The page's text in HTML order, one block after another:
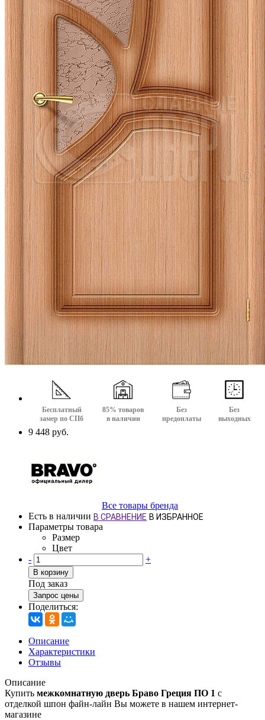
Бесплатный
замер по СПб
85% товаров
в наличии
Без
предоплаты
Без
выходных
9 448 руб.
Все товары бренда
Есть в наличии В СРАВНЕНИЕ В ИЗБРАННОЕ
Параметры товара
Размер
Цвет
-
+
В корзину
Под заказ
Запрос цены
Поделиться:
Описание
Характеристики
Отзывы
Описание
Купить межкомнатную дверь Браво Греция ПО 1 с
отделкой шпон файн-лайн Вы можете в нашем интернет-
магазине